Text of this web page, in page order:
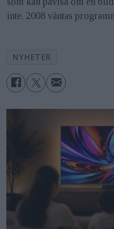
inte. 2008 väntas
NYHETER